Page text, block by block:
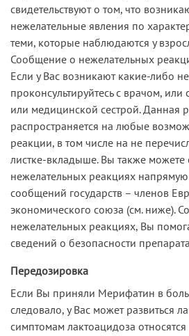
свидетельствуют о том, что
нежелательные явления по
теми, которые наблюдаются у
Сообщение о нежелательных
Если у Вас возникают какие-либо
проконсультируйтесь с врачом,
или медицинской сестрой. Данная
распространяется на любые
реакции, в том числе на не
листке-вкладыше. Вы также можете
нежелательных реакциях напрямую
сообщений государств – членов
экономического союза (см. ниже).
нежелательных реакциях, Вы
сведений о безопасности
Передозировка
Если Вы приняли Мерифатин в
следовало, у Вас может развиться
симптомам лактоацидоза